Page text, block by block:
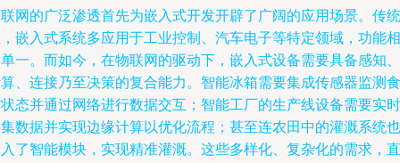
网的广泛渗透首先为嵌入式开发开辟了广阔的应用场景。传统
嵌入式系统多应用于工业控制、汽车电子等特定领域，功能相
一。而如今，在物联网的驱动下，嵌入式设备需要具备感知、
、连接乃至决策的复合能力。智能冰箱需要集成传感器监测食
态并通过网络进行数据交互；智能工厂的生产线设备需要实时
数据并实现边缘计算以优化流程；甚至连农田中的灌溉系统也
了智能模块，实现精准灌溉。这些多样化、复杂化的需求，直